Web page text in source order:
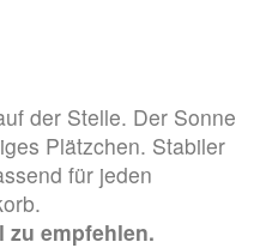
der Stelle. Der Sonne
Plätzchen. Stabiler
für jeden
zu empfehlen.